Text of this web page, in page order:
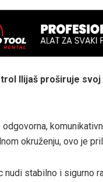
Ilijaš proširuje
okruženju, ovo je
nudi stabilno i sigurno